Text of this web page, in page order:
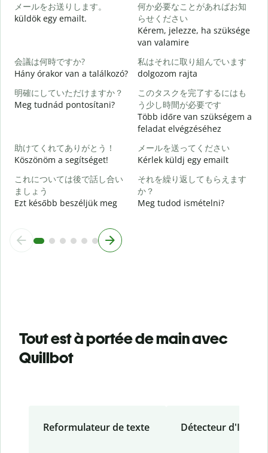
メールをお送りします。
küldök egy emailt.
何か必要なことがあればお知
らせください
Kérem, jelezze, ha szüksége
van valamire
会議は何時ですか?
Hány órakor van a találkozó?
私はそれに取り組んでいます
dolgozom rajta
明確にしていただけますか？
Meg tudnád pontosítani?
このタスクを完了するにはも
う少し時間が必要です
Több időre van szükségem a
feladat elvégzéséhez
助けてくれてありがとう！
Köszönöm a segítséget!
メールを送ってください
Kérlek küldj egy emailt
これについては後で話し合い
ましょう
Ezt később beszéljük meg
それを繰り返してもらえます
か？
Meg tudod ismételni?
Tout est à portée de main avec
Quillbot
Reformulateur de texte Détecteur d'IA